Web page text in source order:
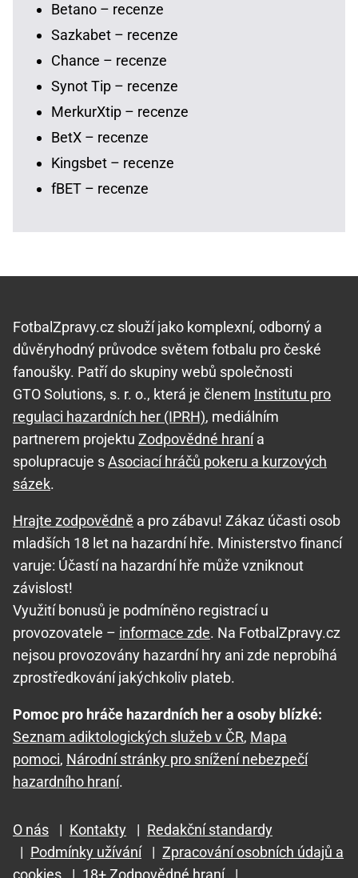
Betano – recenze
Sazkabet – recenze
Chance – recenze
Synot Tip – recenze
MerkurXtip – recenze
BetX – recenze
Kingsbet – recenze
fBET – recenze
FotbalZpravy.cz slouží jako komplexní, odborný a
důvěryhodný průvodce světem fotbalu pro české
fanoušky. Patří do skupiny webů společnosti
GTO Solutions, s. r. o., která je členem Institutu pro
regulaci hazardních her (IPRH), mediálním
partnerem projektu Zodpovědné hranía
spolupracuje sAsociací hráčů pokeru a kurzových
sázek.
Hrajte zodpovědně a pro zábavu! Zákaz účasti osob
mladších 18 let na hazardní hře. Ministerstvo financí
varuje: Účastí na hazardní hře může vzniknout
závislost!
Využití bonusů je podmíněno registrací u
provozovatele – informace zde. Na FotbalZpravy.cz
nejsou provozovány hazardní hry ani zde neprobíhá
zprostředkování jakýchkoliv plateb.
Pomoc pro hráče hazardních her a osoby blízké:
Seznam adiktologických služeb v ČR, Mapa
pomoci, Národní stránky pro snížení nebezpečí
hazardního hraní.
O nás | Kontakty | Redakční standardy
| Podmínky užívání | Zpracování osobních údajů a
cookies
| 18+ Zodpovědné hraní |